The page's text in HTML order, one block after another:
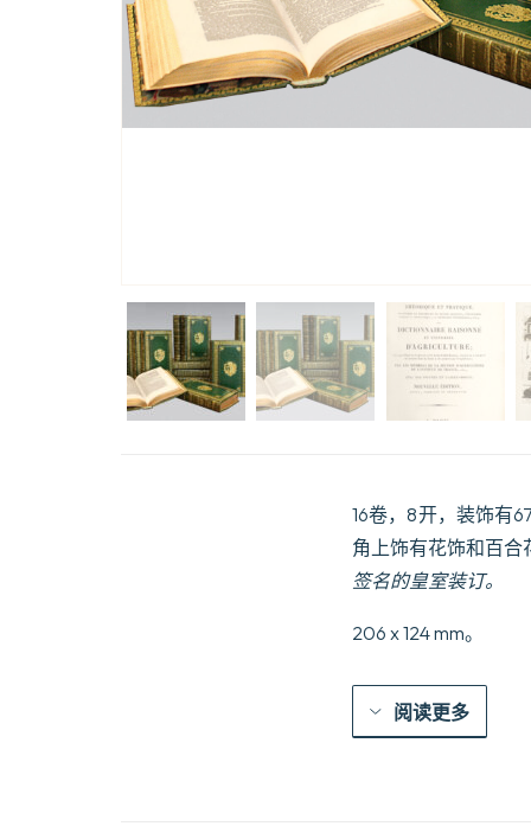
16卷，8开，装饰有
角上饰有花饰和百
签名的皇室装订。
206 x 124 mm。
阅读更多